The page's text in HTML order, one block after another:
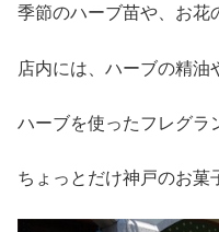
季節のハーブ苗や、お花
店内には、ハーブの精油
ハーブを使ったフレグラ
ちょっとだけ神戸のお菓